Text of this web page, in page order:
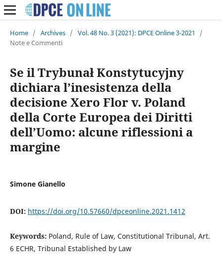
Home / Archives / Vol. 48 No. 3 (2021): DPCE Online 3-2021
/
Note e Commenti
Se il Trybunał Konstytucyjny
dichiara l’inesistenza della
decisione Xero Flor v. Poland
della Corte Europea dei Diritti
dell’Uomo: alcune riflessioni a
margine
Simone Gianello
DOI: https://doi.org/10.57660/dpceonline.2021.1412
Keywords: Poland, Rule of Law, Constitutional Tribunal, Art.
6 ECHR, Tribunal Established by Law